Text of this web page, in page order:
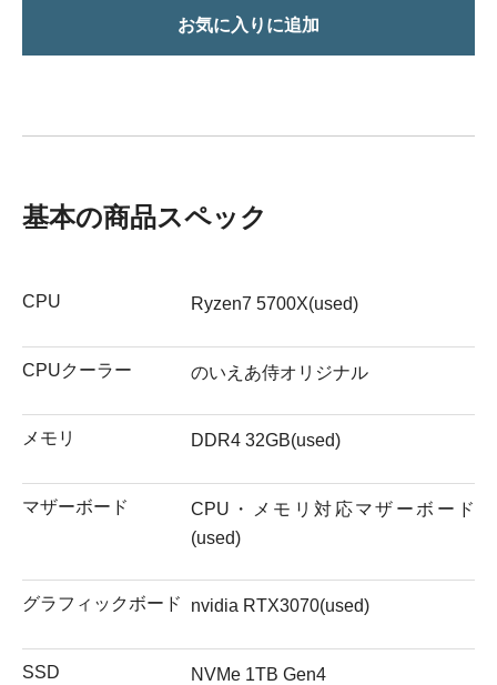
お気に入りに追加
基本の商品スペック
CPU Ryzen7 5700X(used)
CPUクーラー のいえあ侍オリジナル
メモリ DDR4 32GB(used)
マザーボード
CPU・メモリ対応マザーボード
(used)
グラフィックボード nvidia RTX3070(used)
SSD NVMe 1TB Gen4